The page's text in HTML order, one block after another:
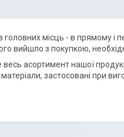
місць - в прямому і
вийшло з покупкою,
весь асортимент нашої
матеріали, застосовані при